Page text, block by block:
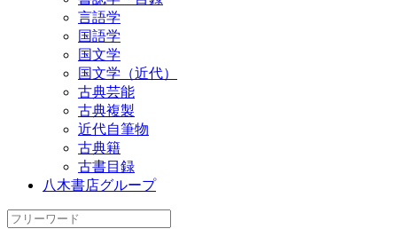
言語学
国語学
国文学
国文学（近代）
古典芸能
古典複製
近代自筆物
古典籍
古書目録
八木書店グループ